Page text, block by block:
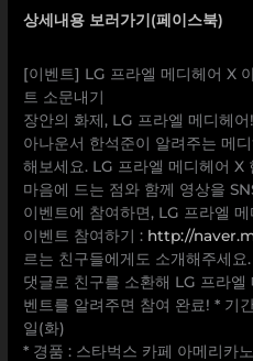
상세내용 보러가기(페이스북)
[이벤트] LG 프라엘 메디헤어 X
트 소문내기
장안의 화제, LG 프라엘 메디헤어!
아나운서 한석준이 알려주는 메
해보세요. LG 프라엘 메디헤어 X
마음에 드는 점와 함께 영상을
이벤트에 참여하면, LG 프라엘
이벤트 참여하기 : http://
르는 친구들에게도 소개해주세요.
댓글로 친구를 소환해 LG 프라
벤트를 알려주면 참여 완료! * 기
일(화)
* 경품 : 스타벅스 카페 아메리카